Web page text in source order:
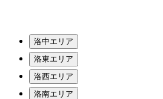
洛中エリア
洛東エリア
洛西エリア
洛南エリア